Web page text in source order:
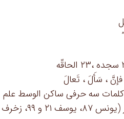
، سَأَلَ ، تَعالَ
سه حرفی ساکن الوسط علم
زخرف ۵۱)